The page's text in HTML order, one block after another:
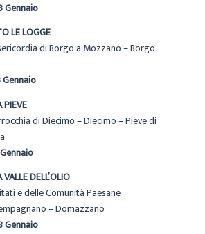
Gennaio
LE LOGGE
di Borgo a Mozzano – Borgo
PIEVE
di Diecimo – Diecimo – Pieve di
DELL’OLIO
e delle Comunità Paesane
– Domazzano
Gennaio